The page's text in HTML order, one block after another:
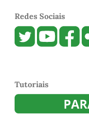
Redes Sociais
Tutoriais